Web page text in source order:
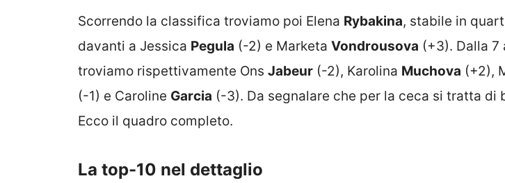
Scorrendo la classifica troviamo poi Elena Rybakina, stabile in
davanti a Jessica Pegula (-2) e Marketa Vondrousova (+3). Dalla 7
troviamo rispettivamente Ons Jabeur (-2), Karolina Muchova (+2),
(-1) e Caroline Garcia (-3). Da segnalare che per la ceca si tratta di
Ecco il quadro completo.
La top-10 nel dettaglio